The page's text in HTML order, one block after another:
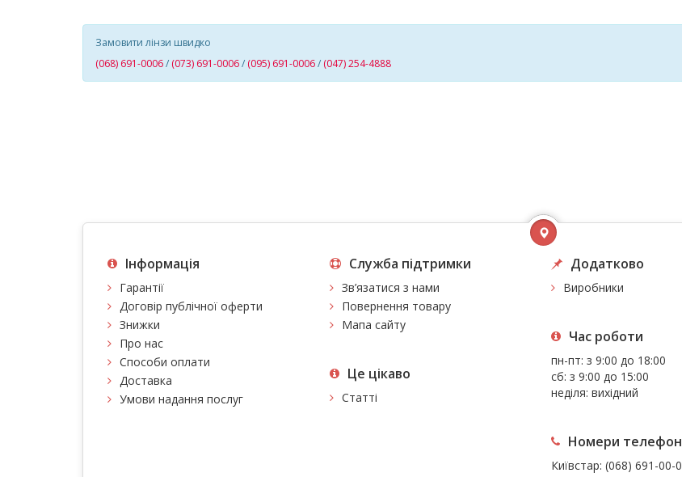
Замовити лінзи швидко
(068) 691-0006/ (073) 691-0006/ (095) 691-0006/ (047) 254-4888
Інформація
Гарантії
Договір публічної оферти
Знижки
Про нас
Способи оплати
Доставка
Умови надання послуг
Служба підтримки
Зв’язатися з нами
Повернення товару
Мапа сайту
Це цiкаво
Статті
Додатково
Виробники
Час роботи
пн-пт: з 9:00 до 18:00
сб: з 9:00 до 15:00
неділя: вихідний
Номери
Київстар: (068) 691-00-